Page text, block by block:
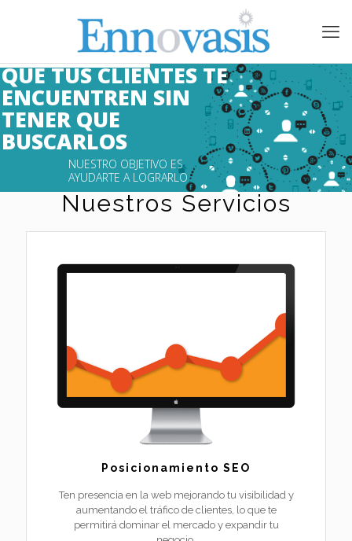
QUE TUS CLIENTES TE
ENCUENTREN SIN
TENER QUE
BUSCARLOS
NUESTRO OBJETIVO ES
AYUDARTE A LOGRARLO
Nuestros Servicios
Posicionamiento SEO
Ten presencia en la web mejorando tu visibilidad y
aumentando el tráfico de clientes, lo que te
permitirá dominar el mercado y expandir tu